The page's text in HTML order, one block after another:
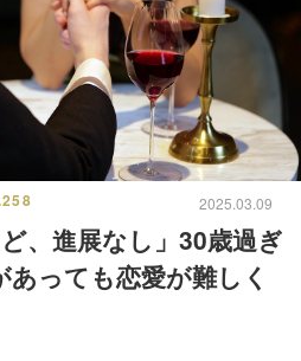
2025.03.09
、進展なし」30歳過ぎ
っても恋愛が難しく